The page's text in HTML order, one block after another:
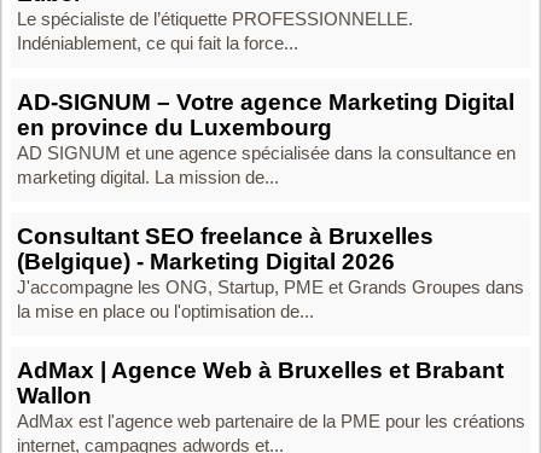
Le spécialiste de l’étiquette PROFESSIONNELLE.
Indéniablement, ce qui fait la force...
AD-SIGNUM – Votre agence Marketing Digital
en province du Luxembourg
AD SIGNUM et une agence spécialisée dans la consultance en
marketing digital. La mission de...
Consultant SEO freelance à Bruxelles
(Belgique) - Marketing Digital 2026
J'accompagne les ONG, Startup, PME et Grands Groupes dans
la mise en place ou l'optimisation de...
AdMax | Agence Web à Bruxelles et Brabant
Wallon
AdMax est l'agence web partenaire de la PME pour les créations
internet, campagnes adwords et...